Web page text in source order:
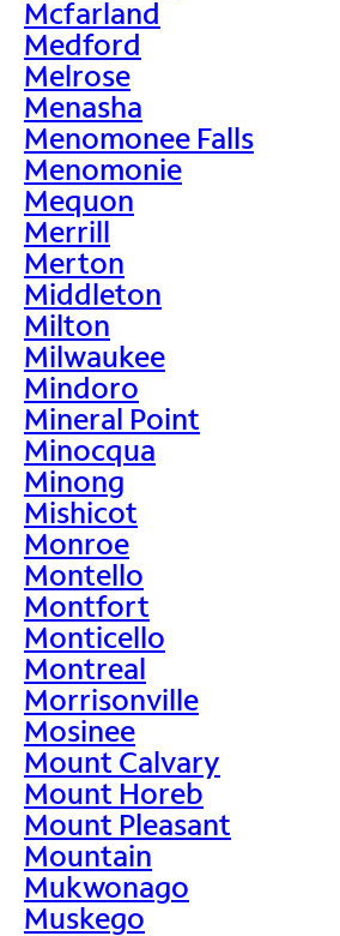
Mcfarland
Medford
Melrose
Menasha
Menomonee Falls
Menomonie
Mequon
Merrill
Merton
Middleton
Milton
Milwaukee
Mindoro
Mineral Point
Minocqua
Minong
Mishicot
Monroe
Montello
Montfort
Monticello
Montreal
Morrisonville
Mosinee
Mount Calvary
Mount Horeb
Mount Pleasant
Mountain
Mukwonago
Muskego